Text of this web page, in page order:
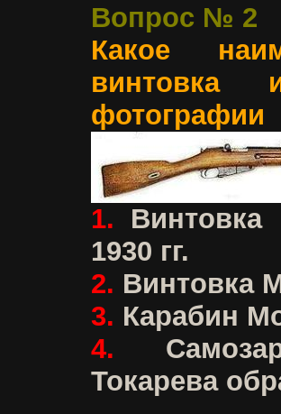
Вопрос № 2
Какое
винтовка
фотографии
1. Винтовка
1930 гг.
2. Винтовка
3. Карабин
4.
Токарева